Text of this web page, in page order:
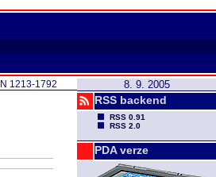
8. 9. 2005
RSS backend
RSS 0.91
RSS 2.0
PDA verze
1213-1792